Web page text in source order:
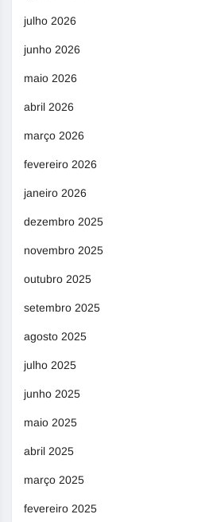
julho 2026
junho 2026
maio 2026
abril 2026
março 2026
fevereiro 2026
janeiro 2026
dezembro 2025
novembro 2025
outubro 2025
setembro 2025
agosto 2025
julho 2025
junho 2025
maio 2025
abril 2025
março 2025
fevereiro 2025